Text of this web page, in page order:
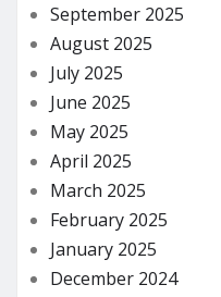
September 2025
August 2025
July 2025
June 2025
May 2025
April 2025
March 2025
February 2025
January 2025
December 2024